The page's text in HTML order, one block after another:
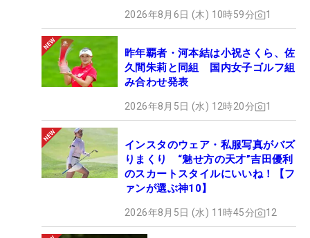
2026年8月6日 (木) 10時59分 1
昨年覇者・河本結は小祝さくら、佐
久間朱莉と同組 国内女子ゴルフ組
み合わせ発表
2026年8月5日 (水) 12時20分 1
インスタのウェア・私服写真がバズ
りまくり “魅せ方の天才”吉田優利
のスカートスタイルにいいね！【フ
ァンが選ぶ神10】
2026年8月5日 (水) 11時45分 12